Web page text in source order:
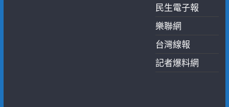
民生電子報
樂聯網
台灣線報
記者爆料網